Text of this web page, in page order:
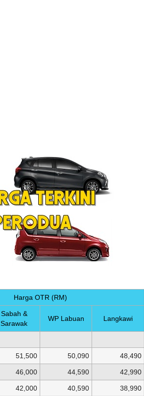
Harga OTR (RM)
Sabah &
Sarawak
WP Labuan Langkawi
51,500 50,090 48,490
46,000 44,590 42,990
42,000 40,590 38,990